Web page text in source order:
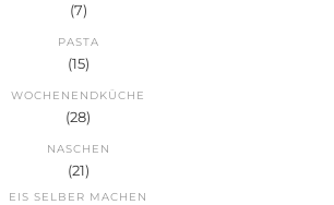
(7)
PASTA
(15)
WOCHENENDKÜCHE
(28)
NASCHEN
(21)
EIS SELBER MACHEN